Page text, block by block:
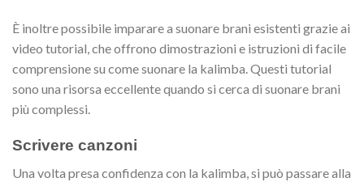
È inoltre possibile imparare a suonare brani esistenti grazie ai
video tutorial, che offrono dimostrazioni e istruzioni di facile
comprensione su come suonare la kalimba. Questi tutorial
sono una risorsa eccellente quando si cerca di suonare brani
più complessi.
Scrivere canzoni
Una volta presa confidenza con la kalimba, si può passare alla